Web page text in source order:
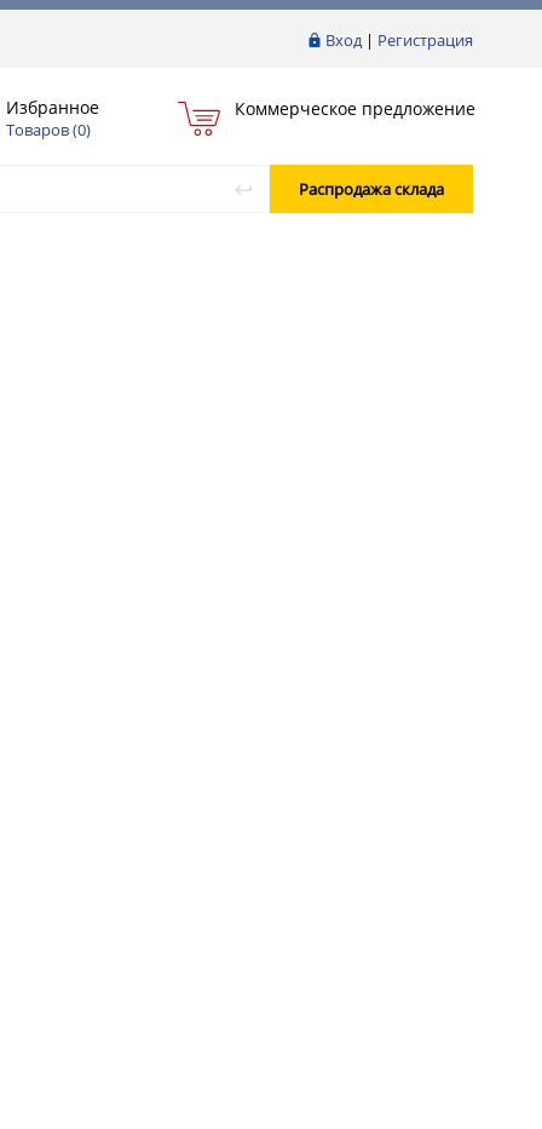
Вход| Регистрация
Избранное
Товаров (0)
Коммерческое предложение
Распродажа склада